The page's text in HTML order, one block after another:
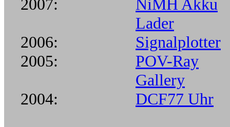
2007:
NiMH Akku
Lader
2006:
Signalplotter
2005:
POV-Ray
Gallery
2004:
DCF77 Uhr